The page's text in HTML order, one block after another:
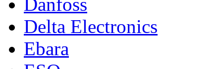
Danfoss
Delta Electronics
Ebara